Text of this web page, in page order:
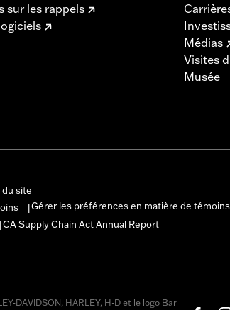
sur les rappels
Médias
Visites
Musée
du site
Gérer les préférences en matière de témoins
CA Supply Chain Act Annual Report
DAVIDSON, HARLEY, H-D et le logo Bar